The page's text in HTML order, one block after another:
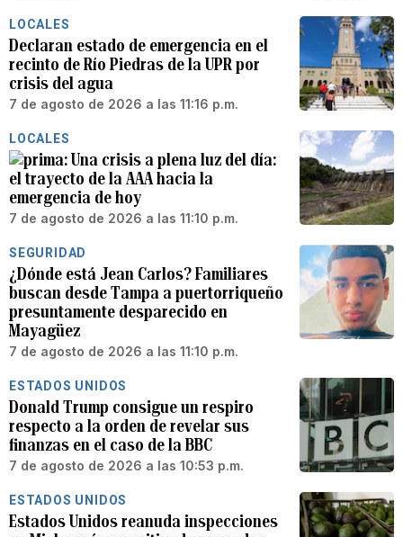
LOCALES
Declaran estado de emergencia en el
recinto de Río Piedras de la UPR por
crisis del agua
7 de agosto de 2026 a las 11:16 p.m.
LOCALES
Una crisis a plena luz del día:
el trayecto de la AAA hacia la
emergencia de hoy
7 de agosto de 2026 a las 11:10 p.m.
SEGURIDAD
¿Dónde está Jean Carlos? Familiares
buscan desde Tampa a puertorriqueño
presuntamente desparecido en
Mayagüez
7 de agosto de 2026 a las 11:10 p.m.
ESTADOS UNIDOS
Donald Trump consigue un respiro
respecto a la orden de revelar sus
finanzas en el caso de la BBC
7 de agosto de 2026 a las 10:53 p.m.
ESTADOS UNIDOS
Estados Unidos reanuda inspecciones